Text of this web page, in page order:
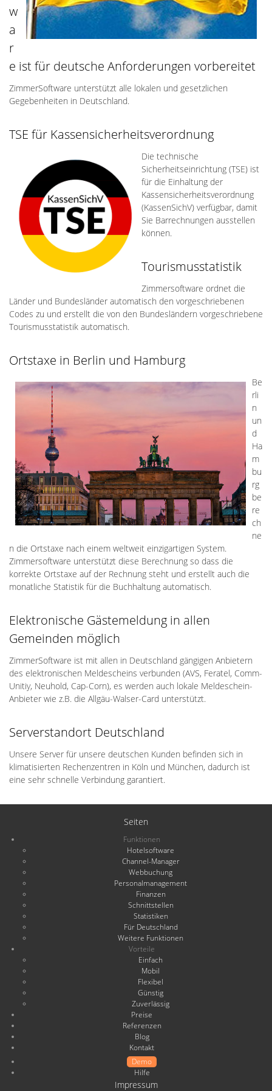
w
a
r
e ist für deutsche Anforderungen vorbereitet
ZimmerSoftware unterstützt alle lokalen und gesetzlichen
Gegebenheiten in Deutschland.
TSE für Kassensicherheitsverordnung
Die technische
Sicherheitseinrichtung (TSE) ist
für die Einhaltung der
Kassensicherheitsverordnung
(KassenSichV) verfügbar, damit
Sie Barrechnungen ausstellen
können.
Tourismusstatistik
Zimmersoftware ordnet die
Länder und Bundesländer automatisch den vorgeschriebenen
Codes zu und erstellt die von den Bundesländern vorgeschriebene
Tourismusstatistik automatisch.
Ortstaxe in Berlin und Hamburg
Be
rli
n
un
d
Ha
m
bu
rg
be
re
ch
ne
n die Ortstaxe nach einem weltweit einzigartigen System.
Zimmersoftware unterstützt diese Berechnung so dass die
korrekte Ortstaxe auf der Rechnung steht und erstellt auch die
monatliche Statistik für die Buchhaltung automatisch.
Elektronische Gästemeldung in allen
Gemeinden möglich
ZimmerSoftware ist mit allen in Deutschland gängigen Anbietern
des elektronischen Meldescheins verbunden (AVS, Feratel, Comm-
Unitiy, Neuhold, Cap-Corn), es werden auch lokale Meldeschein-
Anbieter wie z.B. die Allgäu-Walser-Card unterstützt.
Serverstandort Deutschland
Unsere Server für unsere deutschen Kunden befinden sich in
klimatisierten Rechenzentren in Köln und München, dadurch ist
eine sehr schnelle Verbindung garantiert.
Seiten
Funktionen
Hotelsoftware
Channel-Manager
Webbuchung
Personalmanagement
Finanzen
Schnittstellen
Statistiken
Für Deutschland
Weitere Funktionen
Vorteile
Einfach
Mobil
Flexibel
Günstig
Zuverlässig
Preise
Referenzen
Blog
Kontakt
Demo
Hilfe
Impressum